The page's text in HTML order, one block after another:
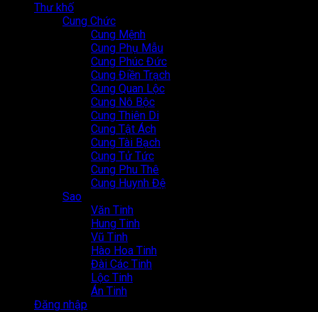
Thư khố
Cung Chức
Cung Mệnh
Cung Phụ Mẫu
Cung Phúc Đức
Cung Điền Trạch
Cung Quan Lộc
Cung Nô Bộc
Cung Thiên Di
Cung Tật Ách
Cung Tài Bạch
Cung Tử Tức
Cung Phu Thê
Cung Huynh Đệ
Sao
Văn Tinh
Hung Tinh
Vũ Tinh
Hào Hoa Tinh
Đài Các Tinh
Lộc Tinh
Án Tinh
Đăng nhập